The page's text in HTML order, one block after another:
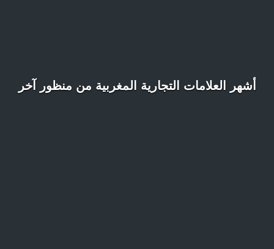
أشهر العلامات التجارية المغربية من منظور آخر